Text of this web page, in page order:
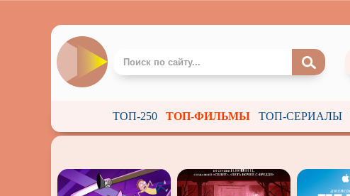
ТОП-250 ТОП-ФИЛЬМЫ ТОП-СЕРИАЛЫ